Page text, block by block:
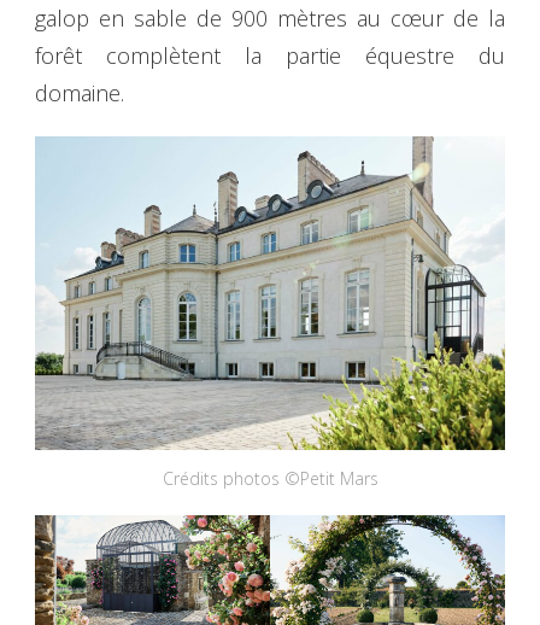
galop en sable de 900 mètres au cœur de la
forêt complètent la partie équestre du
domaine.
Crédits photos ©Petit Mars